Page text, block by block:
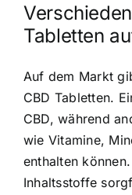
Tabletten
Auf dem Markt
CBD Tabletten.
CBD, während
wie Vitamine,
enthalten
Inhaltsstoffe